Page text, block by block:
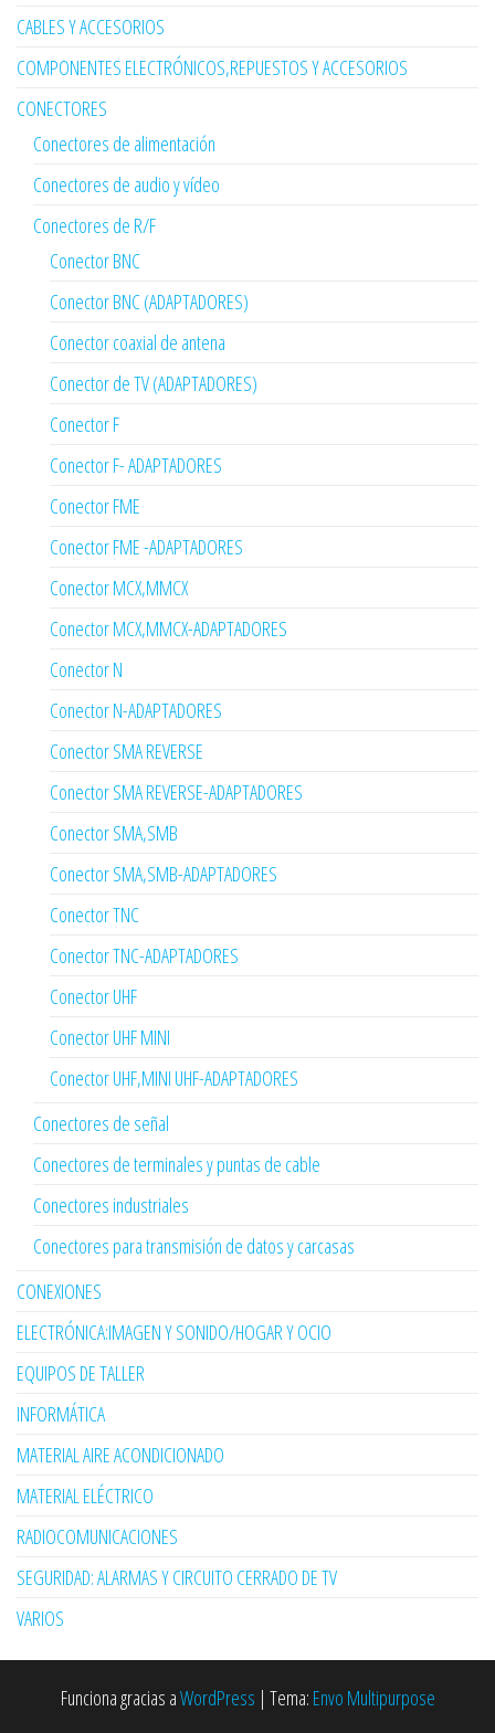
CABLES Y ACCESORIOS
COMPONENTES ELECTRÓNICOS,REPUESTOS Y ACCESORIOS
CONECTORES
Conectores de alimentación
Conectores de audio y vídeo
Conectores de R/F
Conector BNC
Conector BNC (ADAPTADORES)
Conector coaxial de antena
Conector de TV (ADAPTADORES)
Conector F
Conector F- ADAPTADORES
Conector FME
Conector FME -ADAPTADORES
Conector MCX,MMCX
Conector MCX,MMCX-ADAPTADORES
Conector N
Conector N-ADAPTADORES
Conector SMA REVERSE
Conector SMA REVERSE-ADAPTADORES
Conector SMA,SMB
Conector SMA,SMB-ADAPTADORES
Conector TNC
Conector TNC-ADAPTADORES
Conector UHF
Conector UHF MINI
Conector UHF,MINI UHF-ADAPTADORES
Conectores de señal
Conectores de terminales y puntas de cable
Conectores industriales
Conectores para transmisión de datos y carcasas
CONEXIONES
ELECTRÓNICA:IMAGEN Y SONIDO/HOGAR Y OCIO
EQUIPOS DE TALLER
INFORMÁTICA
MATERIAL AIRE ACONDICIONADO
MATERIAL ELÉCTRICO
RADIOCOMUNICACIONES
SEGURIDAD: ALARMAS Y CIRCUITO CERRADO DE TV
VARIOS
Funciona gracias aWordPress | Tema: Envo Multipurpose